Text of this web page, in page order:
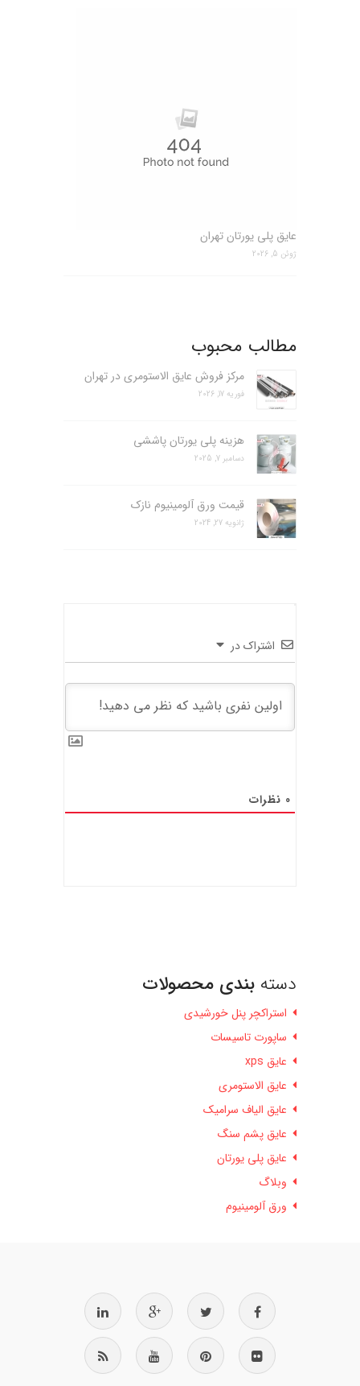
عایق پلی یورتان تهران
ژوئن 5, 2026
مطالب محبوب
مرکز فروش عایق الاستومری در تهران
فوریه 17, 2026
هزینه پلی یورتان پاششی
دسامبر 7, 2025
قیمت ورق آلومینیوم نازک
ژانویه 27, 2024
اشتراک در
0 نظرات
دسته بندی محصولات
استراکچر پنل خورشیدی
ساپورت تاسیسات
عایق xps
عایق الاستومری
عایق الیاف سرامیک
عایق پشم سنگ
عایق پلی یورتان
وبلاگ
ورق آلومینیوم